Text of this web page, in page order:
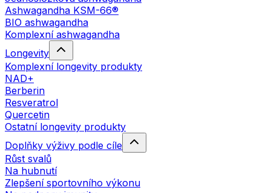
Ashwagandha KSM-66®
BIO ashwagandha
Komplexní ashwagandha
Longevity
Komplexní longevity produkty
NAD+
Berberin
Resveratrol
Quercetin
Ostatní longevity produkty
Doplňky výživy podle cíle
Růst svalů
Na hubnutí
Zlepšení sportovního výkonu